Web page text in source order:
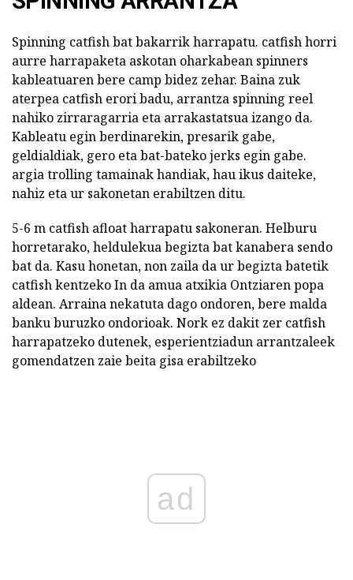
Spinning catfish bat bakarrik harrapatu. catfish horri
aurre harrapaketa askotan oharkabean spinners
kableatuaren bere camp bidez zehar. Baina zuk
aterpea catfish erori badu, arrantza spinning reel
nahiko zirraragarria eta arrakastatsua izango da.
Kableatu egin berdinarekin, presarik gabe,
geldialdiak, gero eta bat-bateko jerks egin gabe.
argia trolling tamainak handiak, hau ikus daiteke,
nahiz eta ur sakonetan erabiltzen ditu.
5-6 m catfish afloat harrapatu sakoneran. Helburu
horretarako, heldulekua begizta bat kanabera sendo
bat da. Kasu honetan, non zaila da ur begizta batetik
catfish kentzeko In da amua atxikia Ontziaren popa
aldean. Arraina nekatuta dago ondoren, bere malda
banku buruzko ondorioak. Nork ez dakit zer catfish
harrapatzeko dutenek, esperientziadun arrantzaleek
gomendatzen zaie beita gisa erabiltzeko
ad